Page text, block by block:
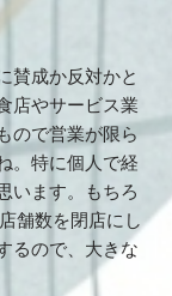
賛成か反対かと
店やサービス業
ので営業が限ら
。特に個人で経
います。もちろ
舗数を閉店にし
るので、大きな